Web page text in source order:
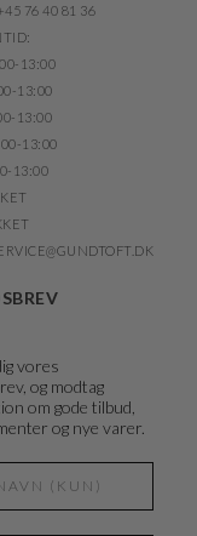
76 40 81 36
13:00
13:00
13:00
13:00
13:00
vores
og modtag
om gode tilbud,
og nye varer.